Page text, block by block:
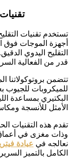
تستخدم تقنيات
أجهزة الموجات فوق
التقليح اليدوي
قدر من الفعالية
تتضمن بروتوكولاتنا
للميكروبات للجيوب
البكتيري بمساعدة
الأمثل للأنسجة
تقدم هذه التقنيات
وذات مغزى في
نعالجه في عيادة
الكامل بالتميز